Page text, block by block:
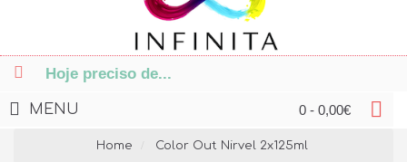
0 - 0,00€
MENU
Home Color Out Nirvel 2x125ml